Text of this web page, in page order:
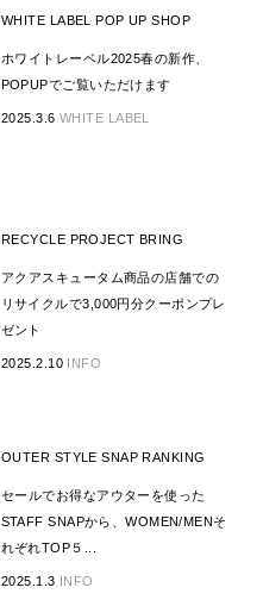
WHITE LABEL POP UP SHOP
ホワイトレーベル2025春の新作、
POPUPでご覧いただけます
2025.3.6 WHITE LABEL
RECYCLE PROJECT BRING
アクアスキュータム商品の店舗での
リサイクルで3,000円分クーポンプレ
ゼント
2025.2.10 INFO
OUTER STYLE SNAP RANKING
セールでお得なアウターを使った
STAFF SNAPから、WOMEN/MENそ
れぞれTOP５...
2025.1.3 INFO